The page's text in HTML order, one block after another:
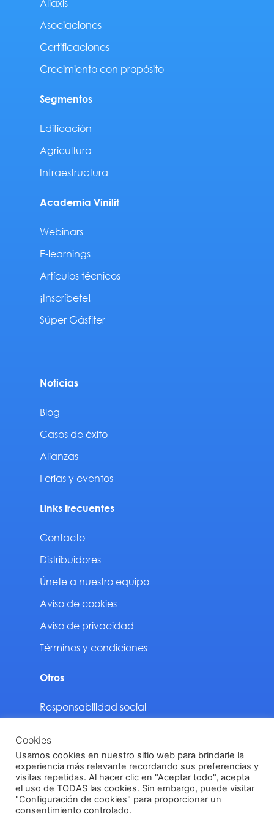
Aliaxis
Asociaciones
Certificaciones
Crecimiento con propósito
Segmentos
Edificación
Agricultura
Infraestructura
Academia Vinilit
Webinars
E-learnings
Artículos técnicos
¡Inscríbete!
Súper Gásfiter
Noticias
Blog
Casos de éxito
Alianzas
Ferias y eventos
Links frecuentes
Contacto
Distribuidores
Únete a nuestro equipo
Aviso de cookies
Aviso de privacidad
Términos y condiciones
Otros
Responsabilidad social
Descargas
Vinilit Todos los derechos reservados © 2024
Cookies
Usamos cookies en nuestro sitio web para brindarle la
experiencia más relevante recordando sus preferencias y
visitas repetidas. Al hacer clic en "Aceptar todo", acepta
el uso de TODAS las cookies. Sin embargo, puede visitar
"Configuración de cookies" para proporcionar un
consentimiento controlado.